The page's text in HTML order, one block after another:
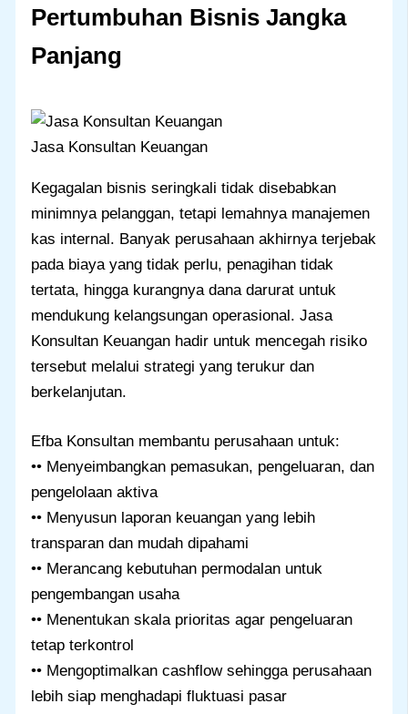
Pertumbuhan Bisnis Jangka
Panjang
Jasa Konsultan Keuangan
Kegagalan bisnis seringkali tidak disebabkan
minimnya pelanggan, tetapi lemahnya manajemen
kas internal. Banyak perusahaan akhirnya terjebak
pada biaya yang tidak perlu, penagihan tidak
tertata, hingga kurangnya dana darurat untuk
mendukung kelangsungan operasional. Jasa
Konsultan Keuangan hadir untuk mencegah risiko
tersebut melalui strategi yang terukur dan
berkelanjutan.
Efba Konsultan membantu perusahaan untuk:
•• Menyeimbangkan pemasukan, pengeluaran, dan
pengelolaan aktiva
•• Menyusun laporan keuangan yang lebih
transparan dan mudah dipahami
•• Merancang kebutuhan permodalan untuk
pengembangan usaha
•• Menentukan skala prioritas agar pengeluaran
tetap terkontrol
•• Mengoptimalkan cashflow sehingga perusahaan
lebih siap menghadapi fluktuasi pasar